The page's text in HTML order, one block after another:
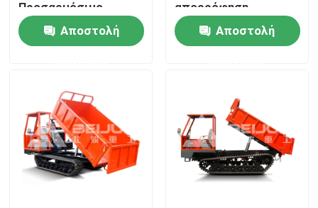
Υπόγειο φορτηγό απορρίψεων
Υπόγειο αρθρωμένο φορτηγό
Τροχόφορο-καθαριστήρα
Προσαρμόσιμο
φορητό πετρέλαιο
ντίζελ προς πώληση
Αποστολή
απορρόφηση
Αποστολή